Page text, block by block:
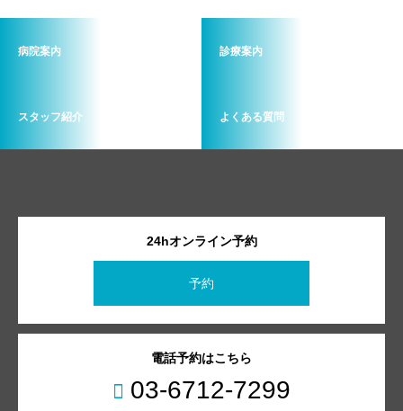
病院案内 診療案内
スタッフ紹介 よくある質問
24hオンライン予約
予約
電話予約はこちら
03-6712-7299